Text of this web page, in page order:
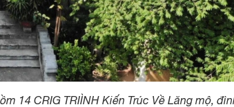
14 CRIG TRIÌNH Kiến Trúc Về Lăng mộ,